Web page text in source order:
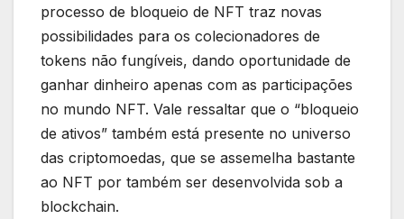
processo de bloqueio de NFT traz novas
possibilidades para os colecionadores de
tokens não fungíveis, dando oportunidade de
ganhar dinheiro apenas com as participações
no mundo NFT. Vale ressaltar que o “bloqueio
de ativos” também está presente no universo
das criptomoedas, que se assemelha bastante
ao NFT por também ser desenvolvida sob a
blockchain.